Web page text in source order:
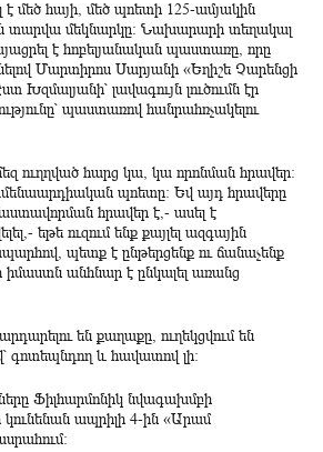
է մեծ հայի, մեծ պոետի 125-ամյակին
տարվա մեկնարկը: Նախարարի տեղակալ
է հոբելյանական պաստառը, որը
Մարտիրոս Սարյանի «Եղիշե Չարենցի
Խզմալյանի՝ լավագույն լուծումն էր
պաստառով հանրահռչակելու
ուղղված հարց կա, կա որոնման հրավեր:
պոետը: Եվ այդ հրավերը
հրավեր է,- ասել է
եթե ուզում ենք քայլել ազգային
պետք է ընթերցենք ու ճանաչենք
անհնար է ընկալել առանց
են քաղաքը, ուղեկցվում են
գոտեպնդող և հավատով լի:
Ֆիլհարմոնիկ նվագախմբի
ապրիլի 4-ին «Արամ